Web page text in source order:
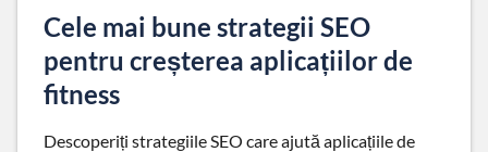
Cele mai bune strategii SEO
pentru creșterea aplicațiilor de
fitness
Descoperiți strategiile SEO care ajută aplicațiile de